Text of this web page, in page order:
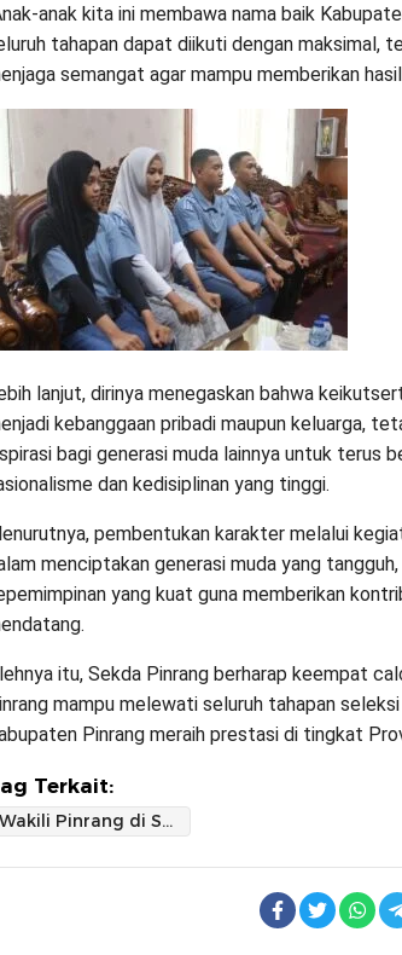
anak kita ini membawa nama baik
tahapan dapat diikuti dengan maksimal,
semangat agar mampu memberikan
lanjut, dirinya menegaskan bahwa
kebanggaan pribadi maupun keluarga,
bagi generasi muda lainnya untuk terus
dan kedisiplinan yang tinggi.
pembentukan karakter melalui
menciptakan generasi muda yang
yang kuat guna memberikan
itu, Sekda Pinrang berharap keempat
mampu melewati seluruh tahapan
Pinrang meraih prestasi di tingkat
Terkait:
Wakili Pinrang di Seleksi Paskibraka Sulsel